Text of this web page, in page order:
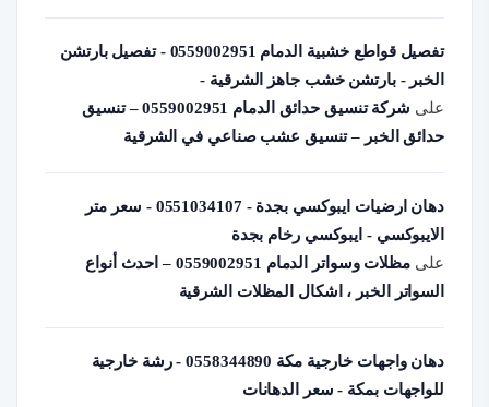
تفصيل قواطع خشبية الدمام 0559002951 - تفصيل بارتشن
الخبر - بارتشن خشب جاهز الشرقية -
على
شركة تنسيق حدائق الدمام 0559002951 – تنسيق
حدائق الخبر – تنسيق عشب صناعي في الشرقية
دهان ارضيات ايبوكسي بجدة - 0551034107 - سعر متر
الايبوكسي - ايبوكسي رخام بجدة
على
مظلات وسواتر الدمام 0559002951 – احدث أنواع
السواتر الخبر ، اشكال المظلات الشرقية
دهان واجهات خارجية مكة 0558344890 - رشة خارجية
للواجهات بمكة - سعر الدهانات